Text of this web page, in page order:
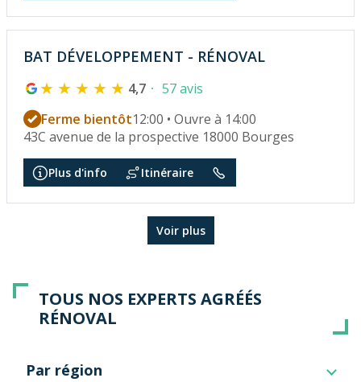
BAT DÉVELOPPEMENT - RÉNOVAL
4,7
57 avis
Ferme bientôt12:00 • Ouvre à 14:00
43C avenue de la prospective 18000 Bourges
Plus d'info Itinéraire
Voir plus
TOUS NOS EXPERTS AGRÉÉS
RÉNOVAL
Par région